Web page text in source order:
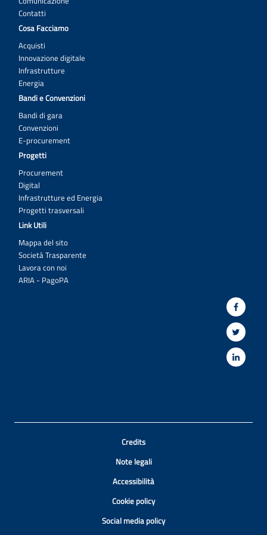
A2_Istanza_LR.docx
A1_DGUE.zip
Bando_prog_164_2022_PNC.pdf.p7m
PROT_80236_Bando_prog_164_2022_PNC.pdf
Scarica tutti gli allegati
Contatti
Cosa Facciamo
Acquisti
Innovazione digitale
Infrastrutture
Energia
Bandi e Convenzioni
Bandi di gara
Convenzioni
E-procurement
Progetti
Procurement
Digital
Infrastrutture ed Energia
Progetti trasversali
Link Utili
Mappa del sito
Società Trasparente
Lavora con noi
ARIA - PagoPA
Credits
Note legali
Accessibilità
Cookie policy
Social media policy